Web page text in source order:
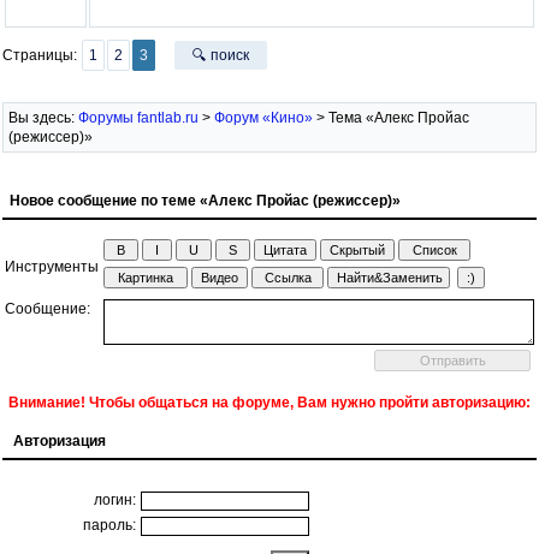
Страницы: 1 2 3 🔍 поиск
Вы здесь: Форумы fantlab.ru > Форум «Кино» > Тема «Алекс Пройас
(режиссер)»
Новое сообщение по теме «Алекс Пройас (режиссер)»
Инструменты
Сообщение:
Внимание! Чтобы общаться на форуме, Вам нужно пройти авторизацию:
Авторизация
логин:
пароль: